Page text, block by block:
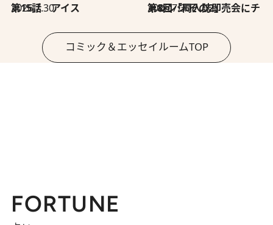
2026.7.30
第15話 アイス 2026.7.30
第8回「同人誌即売会にチャレンジ その2」
コミック＆エッセイルームTOP
FORTUNE